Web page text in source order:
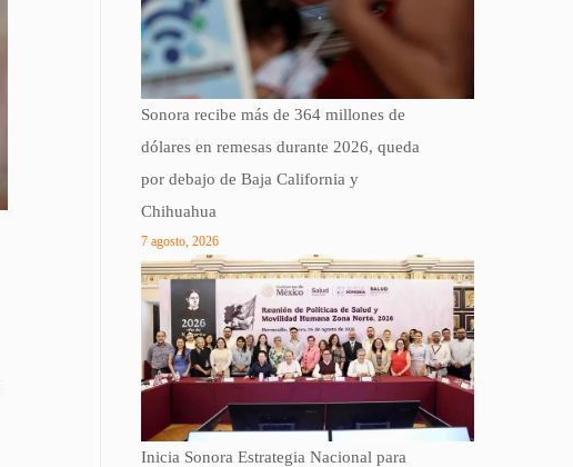
Sonora recibe más de 364 millones de
dólares en remesas durante 2026, queda
por debajo de Baja California y
Chihuahua
7 agosto, 2026
Inicia Sonora Estrategia Nacional para